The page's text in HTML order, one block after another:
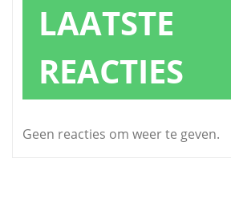
LAATSTE
REACTIES
Geen reacties om weer te geven.